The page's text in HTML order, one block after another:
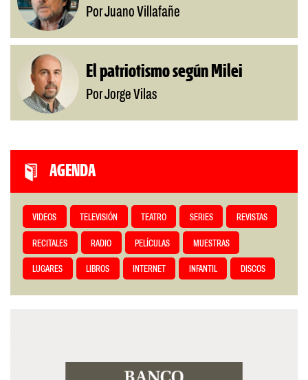
Por Juano Villafañe
El patriotismo según Milei
Por Jorge Vilas
AGENDA
VIDEOS TELEVISIÓN TEATRO SERIES REVISTAS
RECITALES RADIO PELÍCULAS MUESTRAS
LUGARES LIBROS INTERNET INFANTIL DISCOS